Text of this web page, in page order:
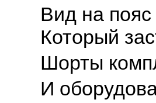
Вид на пояс
Который
Шорты
И